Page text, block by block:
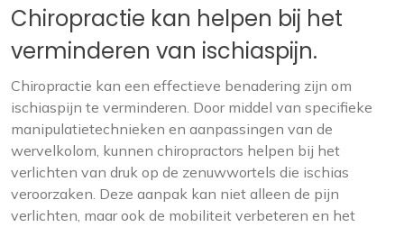
Chiropractie kan helpen bij het
verminderen van ischiaspijn.
Chiropractie kan een effectieve benadering zijn om
ischiaspijn te verminderen. Door middel van specifieke
manipulatietechnieken en aanpassingen van de
wervelkolom, kunnen chiropractors helpen bij het
verlichten van druk op de zenuwwortels die ischias
veroorzaken. Deze aanpak kan niet alleen de pijn
verlichten, maar ook de mobiliteit verbeteren en het